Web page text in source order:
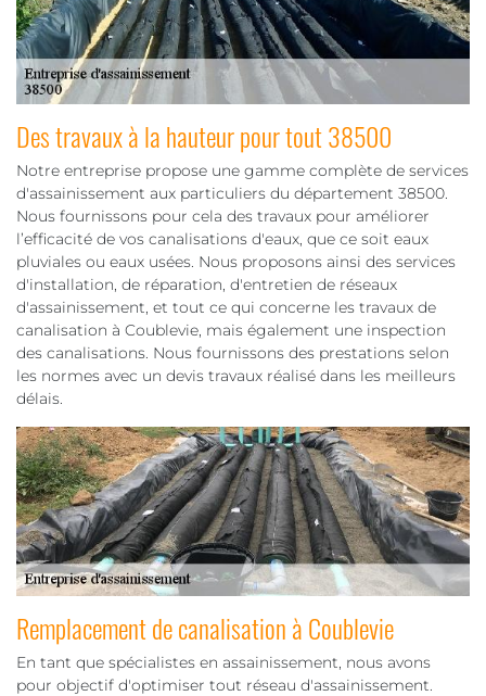
Des travaux à la hauteur pour tout 38500
Notre entreprise propose une gamme complète de services
d'assainissement aux particuliers du département 38500.
Nous fournissons pour cela des travaux pour améliorer
l’efficacité de vos canalisations d'eaux, que ce soit eaux
pluviales ou eaux usées. Nous proposons ainsi des services
d'installation, de réparation, d'entretien de réseaux
d'assainissement, et tout ce qui concerne les travaux de
canalisation à Coublevie, mais également une inspection
des canalisations. Nous fournissons des prestations selon
les normes avec un devis travaux réalisé dans les meilleurs
délais.
Remplacement de canalisation à Coublevie
En tant que spécialistes en assainissement, nous avons
pour objectif d'optimiser tout réseau d'assainissement.